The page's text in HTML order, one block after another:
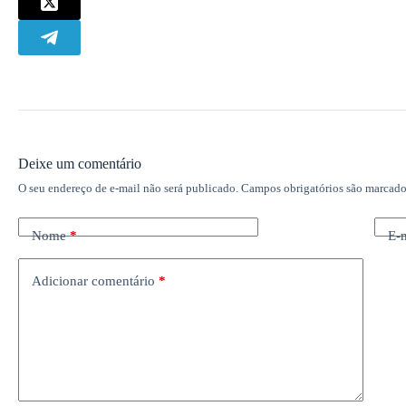
Deixe um comentário
O seu endereço de e-mail não será publicado. Campos obrigatórios são
Nome* E-
Adicionar comentário *